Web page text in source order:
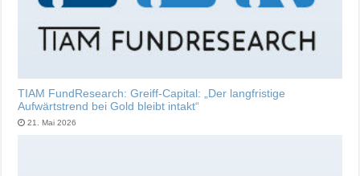
TIAM FundResearch: Greiff-Capital: „Der langfristige
Aufwärtstrend bei Gold bleibt intakt“
21. Mai 2026